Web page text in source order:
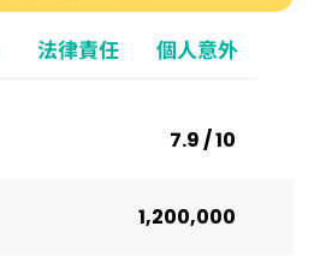
法律責任 個人意外
7.9 / 10
1,200,000